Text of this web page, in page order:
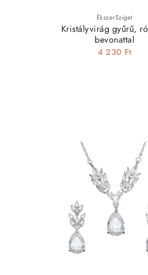
ÉkszerSziget
Kristályvirág gyűrű,
bevonattal
4 230 Ft